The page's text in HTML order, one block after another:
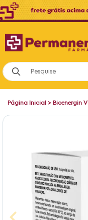
Página Inicial > Bioenergin